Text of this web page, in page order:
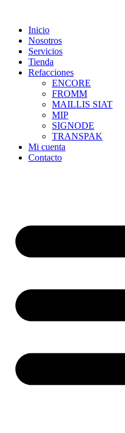
contentInicio
Nosotros
Servicios
Tienda
Refacciones
ENCORE
FROMM
MAILLIS SIAT
MIP
SIGNODE
TRANSPAK
Mi cuenta
Contacto